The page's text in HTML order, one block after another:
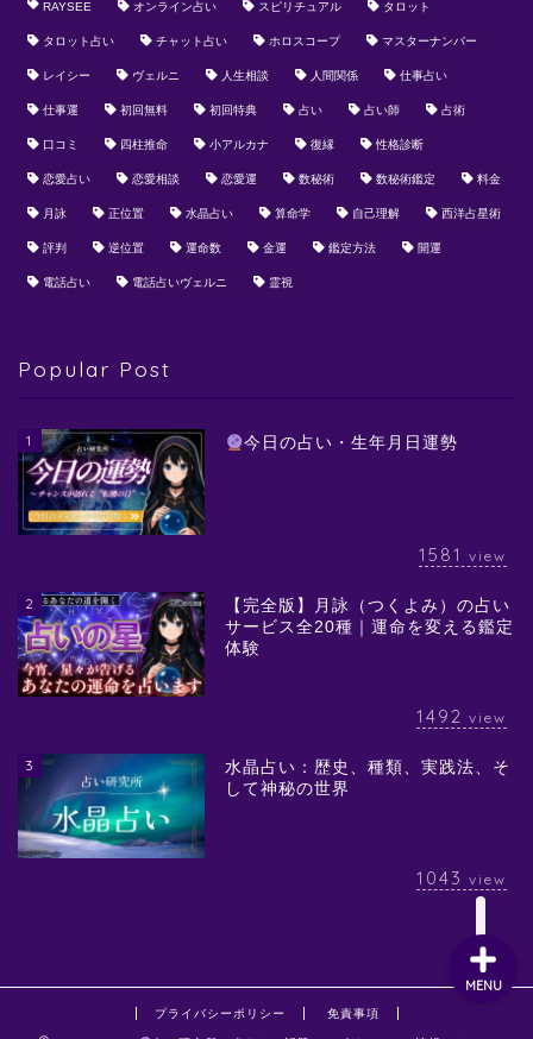
RAYSEE オンライン占い スピリチュアル タロット
タロット占い チャット占い ホロスコープ マスターナンバー
レイシー ヴェルニ 人生相談 人間関係 仕事占い
仕事運 初回無料 初回特典 占い 占い師 占術
口コミ 四柱推命 小アルカナ 復縁 性格診断
恋愛占い 恋愛相談 恋愛運 数秘術 数秘術鑑定 料金
月詠 正位置 水晶占い 算命学 自己理解 西洋占星術
評判 逆位置 運命数 金運 鑑定方法 開運
電話占い 電話占いヴェルニ 霊視
Popular Post
1 今日の占い・生年月日運勢
1581 view
2
【完全版】月詠（つくよみ）の占い
サービス全20種｜運命を変える鑑定
体験
1492 view
3
水晶占い：歴史、種類、実践法、そ
して神秘の世界
1043 view
プライバシーポリシー 免責事項
MENU